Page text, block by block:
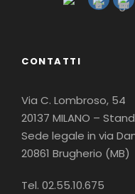
CONTATTI
Via C. Lombroso, 54
20137 MILANO –
Sede legale in via
20861 Brugherio (MB)
Tel. 02.55.10.675